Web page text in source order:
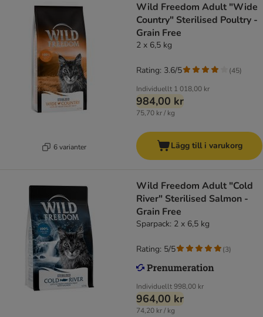
6 varianter
Wild Freedom Adult "Wide
Country" Sterilised Poultry -
Grain Free
2 x 6,5 kg
Individuellt 1 018,00 kr
984,00 kr
75,70 kr / kg
Rating: 3.6/5 (45)
Lägg till i varukorg
Wild Freedom Adult "Cold
River" Sterilised Salmon -
Grain Free
Sparpack: 2 x 6,5 kg
Individuellt998,00 kr
964,00 kr
74,20 kr / kg
Rating: 5/5 (3)